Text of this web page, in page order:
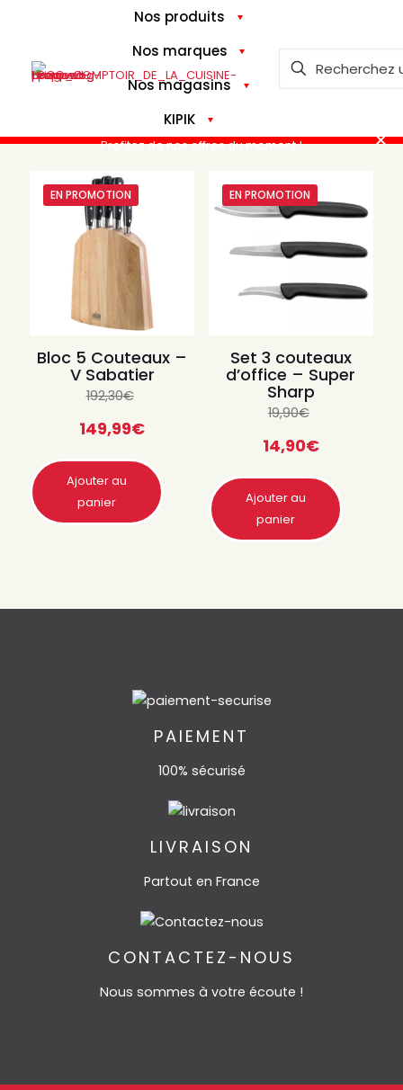
Nos produits
Nos marques
Nos magasins
KIPIK
Profitez de nos offres du moment ! ✕
EN PROMOTION
Bloc 5 Couteaux –
V Sabatier
192,30€
149,99€
Ajouter au
panier
Quantité
EN PROMOTION
Set 3 couteaux
d’office – Super
Sharp
19,90€
14,90€
Ajouter au
panier
PAIEMENT
100% sécurisé
LIVRAISON
Partout en France
CONTACTEZ-NOUS
Nous sommes à votre écoute !